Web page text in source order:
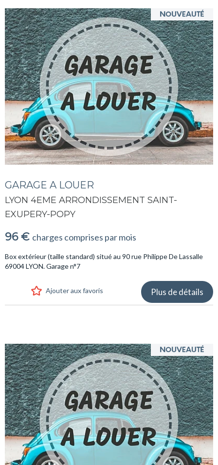
GARAGE A LOUER
LYON 4EME ARRONDISSEMENT SAINT-
EXUPERY-POPY
96 € charges comprises par mois
Box extérieur (taille standard) situé au 90 rue Philippe De Lassalle
69004 LYON. Garage n°7
Ajouter aux favoris Plus de détails